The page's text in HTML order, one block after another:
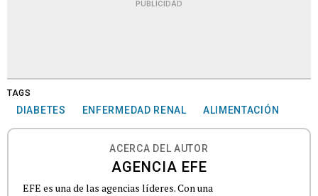
PUBLICIDAD
TAGS
DIABETES ENFERMEDAD RENAL ALIMENTACIÓN
ACERCA DEL AUTOR
AGENCIA EFE
EFE es una de las agencias líderes. Con una